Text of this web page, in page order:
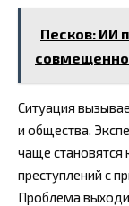
Песков: ИИ
Ситуация
и общества.
чаще становятся
преступлений с
Проблема